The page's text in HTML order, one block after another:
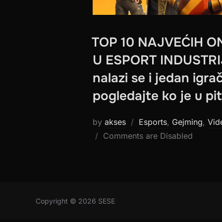
TOP 10 NAJVEĆIH
U ESPORT
nalazi se i jedan
pogledajte ko je u
by akses Esports, Gejming,
Comments are Disabled
Copyright © 2026 SESE